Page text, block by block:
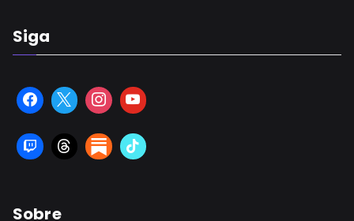
Siga
Sobre